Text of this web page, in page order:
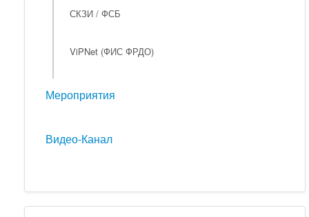
СКЗИ / ФСБ
ViPNet (ФИС ФРДО)
Мероприятия
Видео-Канал